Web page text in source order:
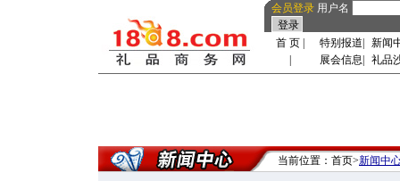
会员登录 用户名
首 页 特别报道
新闻
展会信息 礼品
当前位置：首页>新闻中